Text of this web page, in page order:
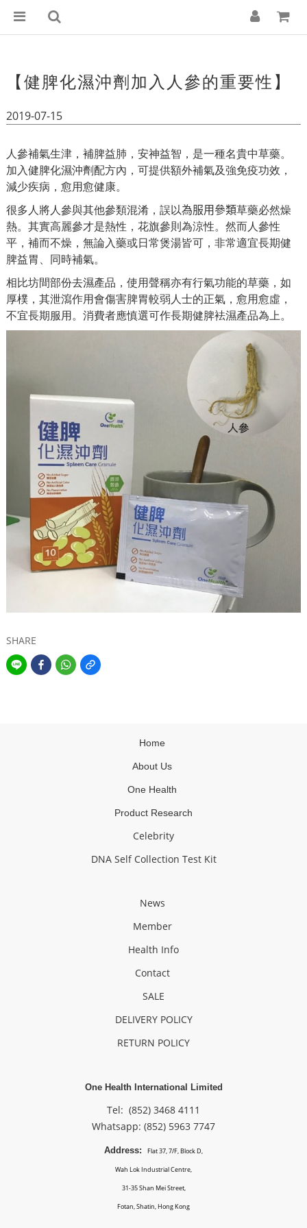
【健脾化濕沖劑加入人參的重要性】
2019-07-15
人參補氣生津，補脾益肺，安神益智，是一種名貴中草藥。
加入健脾化濕沖劑配方內，可提供額外補氣及強免疫功效，
減少疾病，愈用愈健康。
很多人將人參與其他參類混淆，誤以為服用參類草藥必然燥
熱。其實高麗參才是熱性，花旗參則為涼性。然而人參性
平，補而不燥，無論入藥或日常煲湯皆可，非常適宜長期健
脾益胃、同時補氣。
相比坊間部份去濕產品，使用聲稱亦有行氣功能的草藥，如
厚樸，其泄瀉作用會傷害脾胃較弱人士的正氣，愈用愈虛，
不宜長期服用。消費者應慎選可作長期健脾袪濕產品為上。
SHARE
Home
About Us
One Health
Product Research
Celebrity
DNA Self Collection Test Kit
News
Member
Health Info
Contact
SALE
DELIVERY POLICY
RETURN POLICY
One Health International Limited
Tel: (852) 3468 4111
Whatsapp: (852) 5963 7747
Address: Flat 37, 7/F, Block D,
Wah Lok Industrial Centre,
31-35 Shan Mei Street,
Fotan, Shatin, Hong Kong